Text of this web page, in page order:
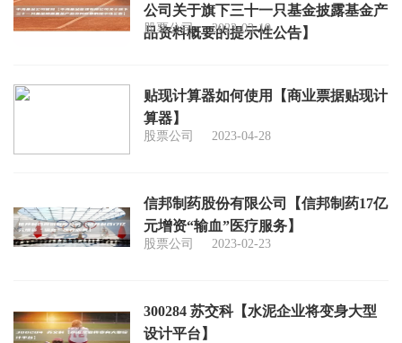
公司关于旗下三十一只基金披露基金产
品资料概要的提示性公告】
股票公司 2023-03-19
贴现计算器如何使用【商业票据贴现计
算器】
股票公司 2023-04-28
信邦制药股份有限公司【信邦制药17亿
元增资“输血”医疗服务】
股票公司 2023-02-23
300284 苏交科【水泥企业将变身大型
设计平台】